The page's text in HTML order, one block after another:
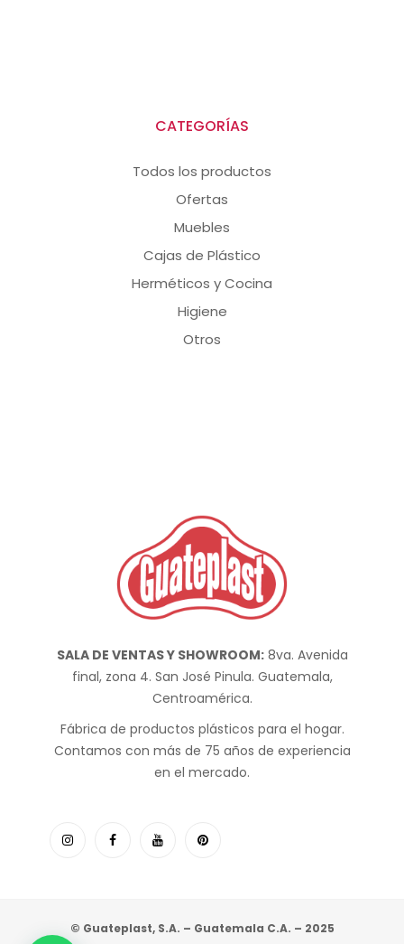
CATEGORÍAS
Todos los productos
Ofertas
Muebles
Cajas de Plástico
Herméticos y Cocina
Higiene
Otros
SALA DE VENTAS Y SHOWROOM:8va. Avenida
final, zona 4. San José Pinula. Guatemala,
Centroamérica.
Fábrica de productos plásticos para el hogar.
Contamos con más de 75 años de experiencia
en el mercado.
© Guateplast, S.A. – Guatemala C.A. – 2025